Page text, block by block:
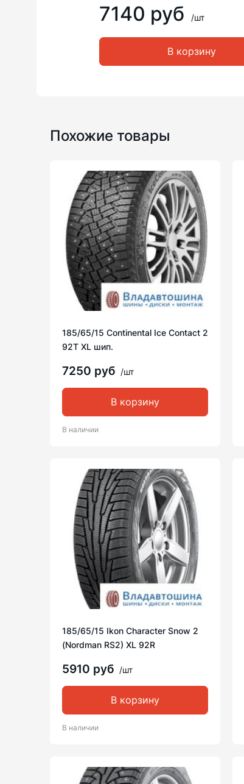
7140 руб /шт
В корзину
Похожие товары
185/65/15 Continental Ice Contact 2
92T XL шип.
7250 руб /шт
В корзину
В наличии
185/65/15 Ikon Character Snow 2
(Nordman RS2) XL 92R
5910 руб /шт
В корзину
В наличии